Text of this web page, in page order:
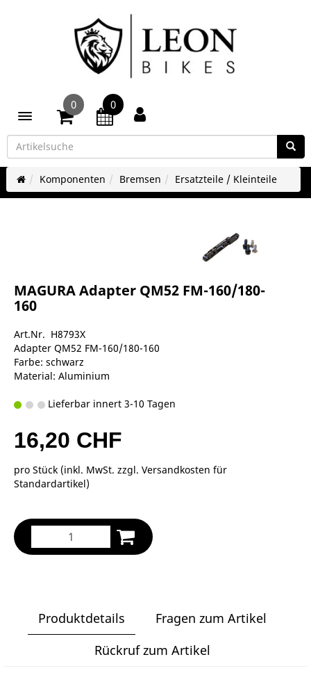
Toggle navigation
0 0
Komponenten Bremsen Ersatzteile / Kleinteile
MAGURA Adapter QM52 FM-160/180-
160
Art.Nr. H8793X
Adapter QM52 FM-160/180-160
Farbe: schwarz
Material: Aluminium
Lieferbar innert 3-10 Tagen
16,20 CHF
pro Stück (inkl. MwSt. zzgl. Versandkosten für
Standardartikel)
Produktdetails
Fragen zum Artikel
Rückruf zum Artikel